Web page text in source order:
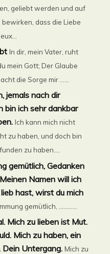
geliebt werden und auf
dass die Liebe
In dir, mein Vater, ruht
mein Gott; Der Glaube
die Sorge mir ......
jemals nach dir
bin ich sehr dankbar
Ich kann mich nicht
zu haben, und doch bin
zu haben....
gemütlich, Gedanken
Namen will ich
hast, wirst du mich
gemütlich, ............
Mich zu lieben ist Mut.
Mich zu haben, ein
Dein Untergang. Mich zu